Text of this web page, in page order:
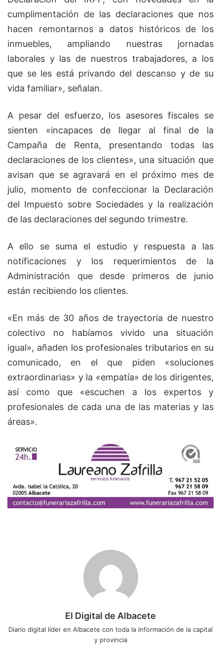
cumplimentación de las declaraciones que nos
hacen remontarnos a datos históricos de los
inmuebles, ampliando nuestras jornadas
laborales y las de nuestros trabajadores, a los
que se les está privando del descanso y de su
vida familiar», señalan.
A pesar del esfuerzo, los asesores fiscales se
sienten «incapaces de llegar al final de la
Campaña de Renta, presentando todas las
declaraciones de los clientes», una situación que
avisan que se agravará en el próximo mes de
julio, momento de confeccionar la Declaración
del Impuesto sobre Sociedades y la realización
de las declaraciones del segundo trimestre.
A ello se suma el estudio y respuesta a las
notificaciones y los requerimientos de la
Administración que desde primeros de junio
están recibiendo los clientes.
«En más de 30 años de trayectoria de nuestro
colectivo no habíamos vivido una situación
igual», añaden los profesionales tributarios en su
comunicado, en el que piden «soluciones
extraordinarias» y la «empatía» de los dirigentes,
así como que «escuchen a los expertos y
profesionales de cada una de las materias y las
áreas».
El Digital de Albacete
Diario digital líder en Albacete con toda la información de la capital
y provincia